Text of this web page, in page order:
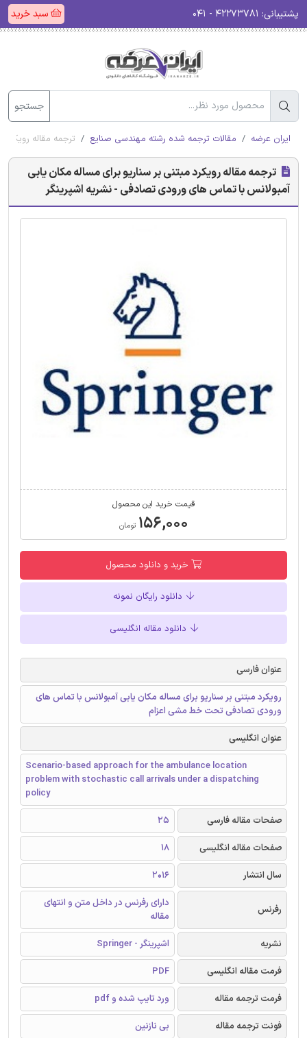
پشتیبانی: سبد خرید
جستجو
ایران عرضه مقالات ترجمه شده رشته مهندسی صنایع ترجمه مقاله
ترجمه مقاله رویکرد مبتنی بر سناریو برای مساله مکان یابی
آمبولانس با تماس های ورودی تصادفی - نشریه اشپرینگر
قیمت خرید این محصول
۱۵۶,۰۰۰ تومان
خرید و دانلود محصول
دانلود رایگان نمونه
دانلود مقاله انگلیسی
عنوان فارسی
رویکرد مبتنی بر سناریو برای مساله مکان یابی آمبولانس با تماس های
ورودی تصادفی تحت خط مشی اعزام
عنوان انگلیسی
Scenario-based approach for the ambulance location
problem with stochastic call arrivals under a dispatching
policy
صفحات مقاله فارسی
25
صفحات مقاله انگلیسی
18
سال انتشار
2016
رفرنس
دارای رفرنس در داخل متن و انتهای
مقاله
نشریه
اشپرینگر - Springer
فرمت مقاله انگلیسی
PDF
فرمت ترجمه مقاله
ورد تایپ شده و pdf
فونت ترجمه مقاله
بی نازنین